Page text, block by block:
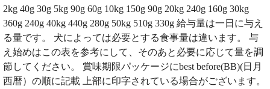
2kg 40g 30g 5kg 90g 60g 10kg 150g 90g 20kg 240g 160g 30kg
360g 240g 40kg 440g 280g 50kg 510g 330g 給与量は一日に与え
る量です。 犬によっては必要とする食事量は違います。 与
え始めはこの表を参考にして、そのあと必要に応じて量を調
節してください。 賞味期限パッケージにbest before(BB)(日月
西暦）の順に記載 上部に印字されている場合がございます。